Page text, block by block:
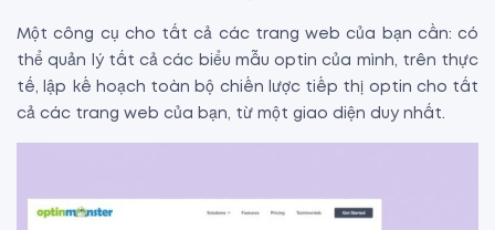
Một công cụ cho tất cả các trang web của bạn cần: có
thể quản lý tất cả các biểu mẫu optin của mình, trên thực
tế, lập kế hoạch toàn bộ chiến lược tiếp thị optin cho tất
cả các trang web của bạn, từ một giao diện duy nhất.